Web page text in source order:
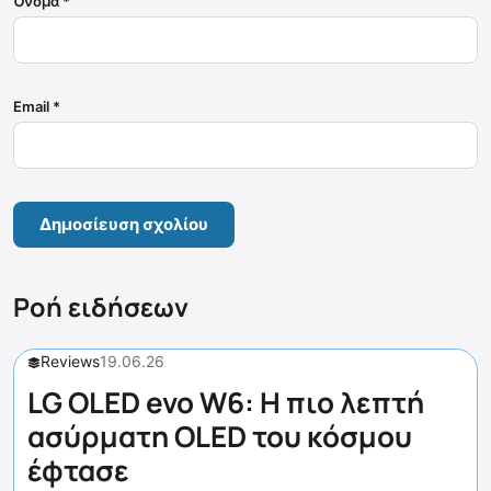
Email *
Ροή ειδήσεων
Reviews19.06.26
LG OLED evo W6: Η πιο λεπτή
ασύρματη OLED του κόσμου
έφτασε